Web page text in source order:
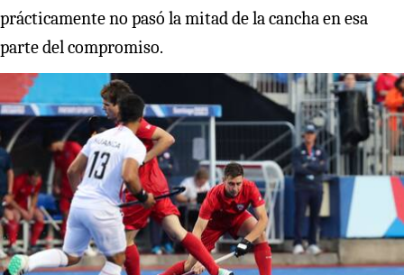
prácticamente no pasó la mitad de la cancha en esa
parte del compromiso.